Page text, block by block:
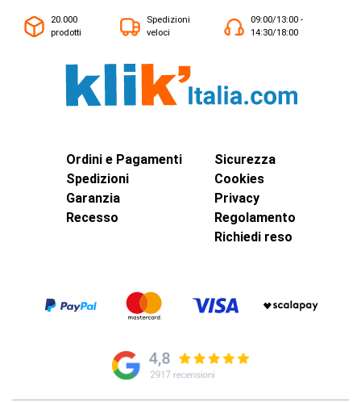
20.000
prodotti
Spedizioni
veloci
09:00/13:00 -
14:30/18:00
Ordini e Pagamenti
Spedizioni
Garanzia
Recesso
Sicurezza
Cookies
Privacy
Regolamento
Richiedi reso